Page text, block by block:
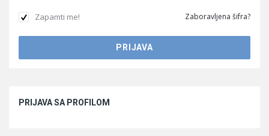
Zapamti me! Zaboravljena šifra?
PRIJAVA SA PROFILOM